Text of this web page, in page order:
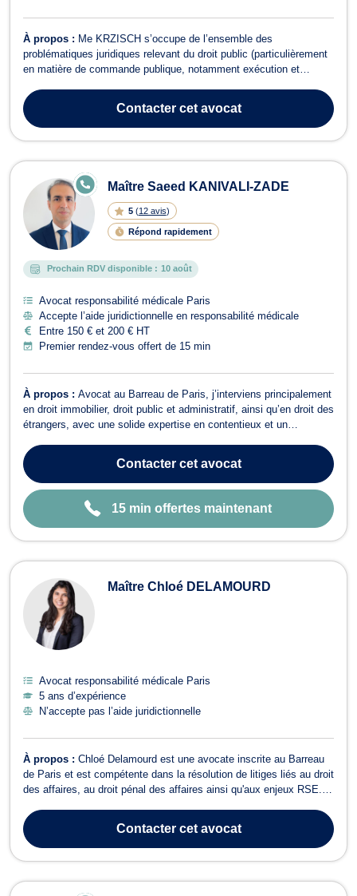
À propos : Me KRZISCH s’occupe de l’ensemble des
problématiques juridiques relevant du droit public (particulièrement
en matière de commande publique, notamment exécution et
de la fonction publique). Le cabinet traite également des
problématiques des fonctionnaires des ...
Contactercet avocat
Maître Saeed KANIVALI-ZADE
5 (12 avis)
Répond rapidement
E
N
E
Prochain RDV disponible : 10 août
Avocat responsabilité médicale Paris
Accepte l’aide juridictionnelle en responsabilité médicale
Entre 150 € et 200 € HT
Premier rendez-vous offert de 15 min
À propos : Avocat au Barreau de Paris, j’interviens principalement
en droit immobilier, droit public et administratif, ainsi qu’en droit des
étrangers, avec une solide expertise en contentieux et un
administratives. 🔹 Droit immobilier Je vous assiste dans tous les
domaine...
Contactercet avocat
15 min offertes maintenant
Maître Chloé DELAMOURD
Avocat responsabilité médicale Paris
5 ans d’expérience
N’accepte pas l’aide juridictionnelle
À propos : Chloé Delamourd est une avocate inscrite au Barreau
de Paris et est compétente dans la résolution de litiges liés au droit
des affaires, au droit pénal des affaires ainsi qu'aux enjeux RSE.
autorités de régulation et à a cœur d'élaborer des stratégies
incluan...
Contactercet avocat